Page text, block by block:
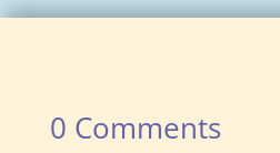
0 Comments